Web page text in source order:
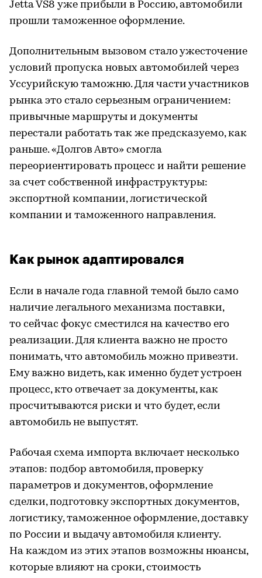
Jetta VS8 уже прибыли в Россию, автомобили
прошли таможенное оформление.
Дополнительным вызовом стало ужесточение
условий пропуска новых автомобилей через
Уссурийскую таможню. Для части участников
рынка это стало серьезным ограничением:
привычные маршруты и документы
перестали работать так же предсказуемо, как
раньше. «Долгов Авто» смогла
переориентировать процесс и найти решение
за счет собственной инфраструктуры:
экспортной компании, логистической
компании и таможенного направления.
Как рынок адаптировался
Если в начале года главной темой было само
наличие легального механизма поставки,
то сейчас фокус сместился на качество его
реализации. Для клиента важно не просто
понимать, что автомобиль можно привезти.
Ему важно видеть, как именно будет устроен
процесс, кто отвечает за документы, как
просчитываются риски и что будет, если
автомобиль не выпустят.
Рабочая схема импорта включает несколько
этапов: подбор автомобиля, проверку
параметров и документов, оформление
сделки, подготовку экспортных документов,
логистику, таможенное оформление, доставку
по России и выдачу автомобиля клиенту.
На каждом из этих этапов возможны нюансы,
которые влияют на сроки, стоимость